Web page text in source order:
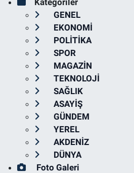
Kategoriler
GENEL
EKONOMİ
POLİTİKA
SPOR
MAGAZİN
TEKNOLOJİ
SAĞLIK
ASAYİŞ
GÜNDEM
YEREL
AKDENİZ
DÜNYA
Foto Galeri